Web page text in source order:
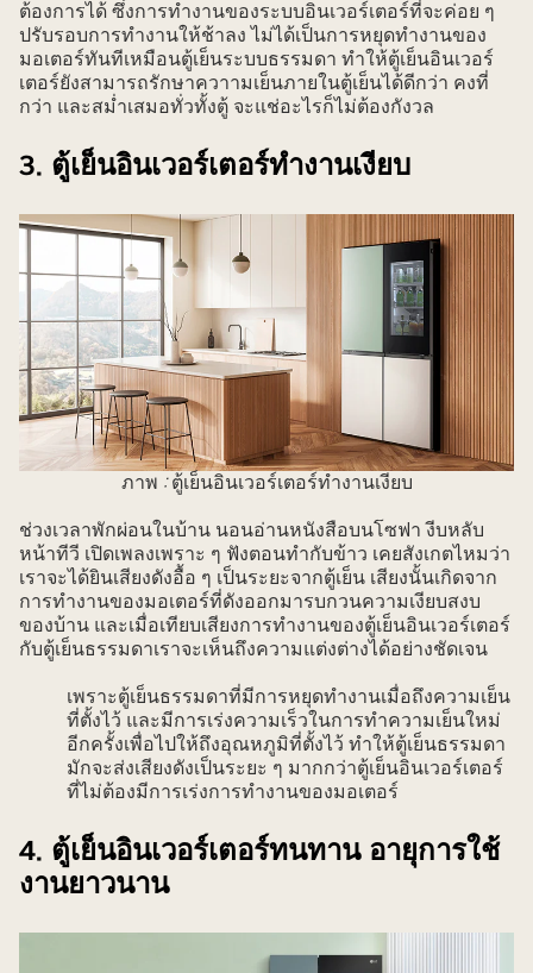
ต้องการได้ ซึ่งการทำงานของระบบอินเวอร์เตอร์ที่จะค่อย ๆ
ปรับรอบการทำงานให้ช้าลง ไม่ได้เป็นการหยุดทำงานของ
มอเตอร์ทันทีเหมือนตู้เย็นระบบธรรมดา ทำให้ตู้เย็นอินเวอร์
เตอร์ยังสามารถรักษาควาามเย็นภายในตู้เย็นได้ดีกว่า คงที่
กว่า และสม่ำเสมอทั่วทั้งตู้ จะแช่อะไรก็ไม่ต้องกังวล
3. ตู้เย็นอินเวอร์เตอร์ทำงานเงียบ
ภาพ :ตู้เย็นอินเวอร์เตอร์ทำงานเงียบ
ช่วงเวลาพักผ่อนในบ้าน นอนอ่านหนังสือบนโซฟา งีบหลับ
หน้าทีวี เปิดเพลงเพราะ ๆ ฟังตอนทำกับข้าว เคยสังเกตไหมว่า
เราจะได้ยินเสียงดังอื้อ ๆ เป็นระยะจากตู้เย็น เสียงนั้นเกิดจาก
การทำงานของมอเตอร์ที่ดังออกมารบกวนความเงียบสงบ
ของบ้าน และเมื่อเทียบเสียงการทำงานของตู้เย็นอินเวอร์เตอร์
กับตู้เย็นธรรมดาเราจะเห็นถึงความแต่งต่างได้อย่างชัดเจน
เพราะตู้เย็นธรรมดาที่มีการหยุดทำงานเมื่อถึงความเย็น
ที่ตั้งไว้ และมีการเร่งความเร็วในการทำความเย็นใหม่
อีกครั้งเพื่อไปให้ถึงอุณหภูมิที่ตั้งไว้ ทำให้ตู้เย็นธรรมดา
มักจะส่งเสียงดังเป็นระยะ ๆ มากกว่าตู้เย็นอินเวอร์เตอร์
ที่ไม่ต้องมีการเร่งการทำงานของมอเตอร์
4. ตู้เย็นอินเวอร์เตอร์ทนทาน อายุการใช้
งานยาวนาน